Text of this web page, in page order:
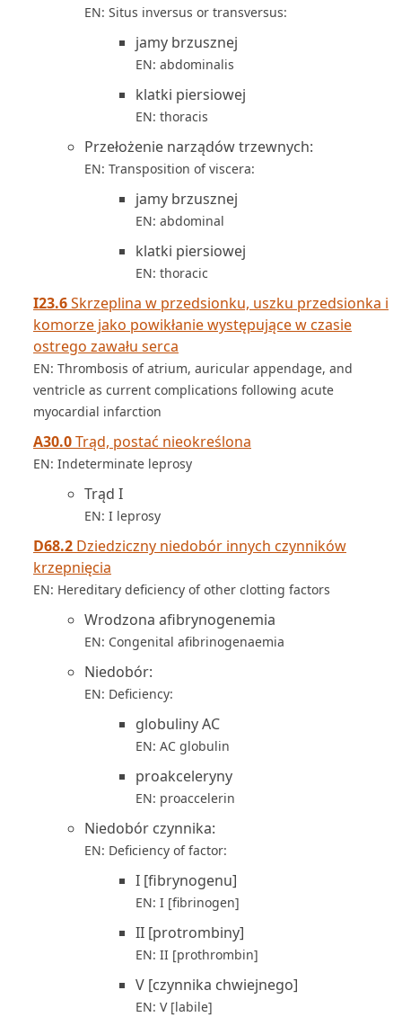
EN: Situs inversus or transversus:
jamy brzusznej
EN: abdominalis
klatki piersiowej
EN: thoracis
Przełożenie narządów trzewnych:
EN: Transposition of viscera:
jamy brzusznej
EN: abdominal
klatki piersiowej
EN: thoracic
I23.6Skrzeplina w przedsionku, uszku przedsionka i
komorze jako powikłanie występujące w czasie
ostrego zawału serca
EN: Thrombosis of atrium, auricular appendage, and
ventricle as current complications following acute
myocardial infarction
A30.0Trąd, postać nieokreślona
EN: Indeterminate leprosy
Trąd I
EN: I leprosy
D68.2 Dziedziczny niedobór innych czynników
krzepnięcia
EN: Hereditary deficiency of other clotting factors
Wrodzona afibrynogenemia
EN: Congenital afibrinogenaemia
Niedobór:
EN: Deficiency:
globuliny AC
EN: AC globulin
proakceleryny
EN: proaccelerin
Niedobór czynnika:
EN: Deficiency of factor:
I [fibrynogenu]
EN: I [fibrinogen]
II [protrombiny]
EN: II [prothrombin]
V [czynnika chwiejnego]
EN: V [labile]